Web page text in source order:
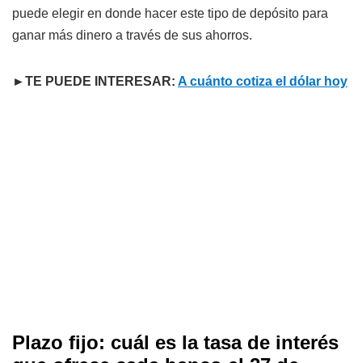
puede elegir en donde hacer este tipo de depósito para
ganar más dinero a través de sus ahorros.
►TE PUEDE INTERESAR: A cuánto cotiza el dólar hoy
Plazo fijo: cuál es la tasa de interés